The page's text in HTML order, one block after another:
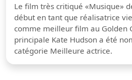
Le film très critiqué «Musique»
début en tant que réalisatrice
comme meilleur film au Golden
principale Kate Hudson a été
catégorie Meilleure actrice.